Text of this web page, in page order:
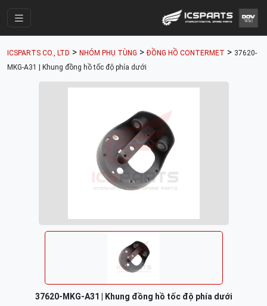
Cửa Hàng
Parts Catalogue
Mã Phụ Tùng
Nhóm Phụ Tùng
Tài khoản
ICSPARTS CO., LTD > NHÓM PHỤ TÙNG > ĐỒNG HỒ CONTERMET > 37620-
MKG-A31 | Khung đồng hồ tốc độ phía dưới
37620-MKG-A31 | Khung đồng hồ tốc độ phía dưới